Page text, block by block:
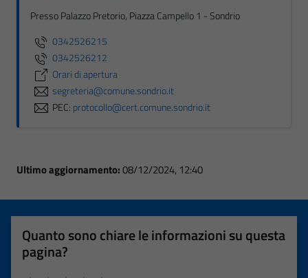
Presso Palazzo Pretorio, Piazza Campello 1 - Sondrio
0342526215
0342526212
Orari di apertura
segreteria@comune.sondrio.it
PEC: protocollo@cert.comune.sondrio.it
Ultimo aggiornamento:08/12/2024, 12:40
Quanto sono chiare le informazioni su questa
pagina?